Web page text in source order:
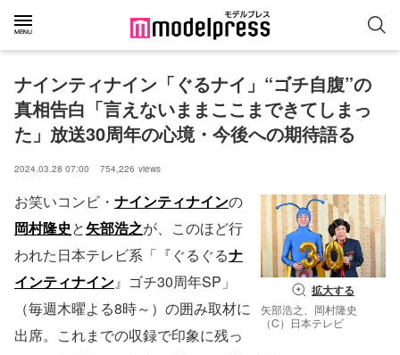
ナインティナイン「ぐるナイ」“ゴチ自腹”の
真相告白「言えないままここまできてしまっ
た」放送30周年の心境・今後への期待語る
2024.03.28 07:00 754,226 views
拡大する
矢部浩之、岡村隆史
（C）日本テレビ
お笑いコンビ・ ナインティナインの
岡村隆史と矢部浩之が、このほど行
われた日本テレビ系「『ぐるぐるナ
インティナイン』ゴチ30周年SP」
（毎週木曜よる8時～）の囲み取材に
出席。これまでの収録で印象に残っ